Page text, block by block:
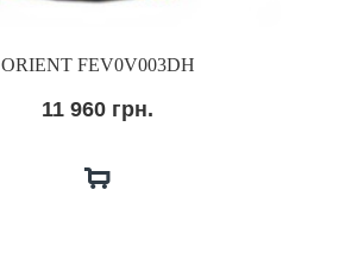
ORIENT FEV0V003DH
11 960 грн.